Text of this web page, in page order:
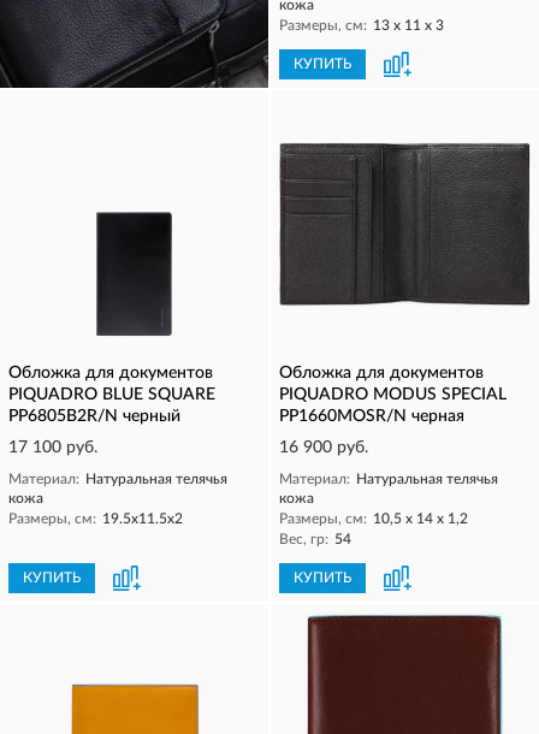
КУПИТЬ
кожа
Размеры, см: 13 х 11 х 3
КУПИТЬ
Обложка для документов
PIQUADRO BLUE SQUARE
PP6805B2R/N черный
17 100 руб.
Материал: Натуральная телячья
кожа
Размеры, см: 19.5х11.5х2
КУПИТЬ
Обложка для документов
PIQUADRO MODUS SPECIAL
PP1660MOSR/N черная
16 900 руб.
Материал: Натуральная телячья
кожа
Размеры, см: 10,5 x 14 x 1,2
Вес, гр: 54
КУПИТЬ